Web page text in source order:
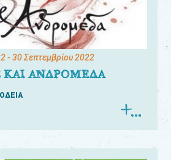
- 30 Σεπτεμβρίου 2022
ΚΑΙ ΑΝΔΡΟΜΕΔΑ